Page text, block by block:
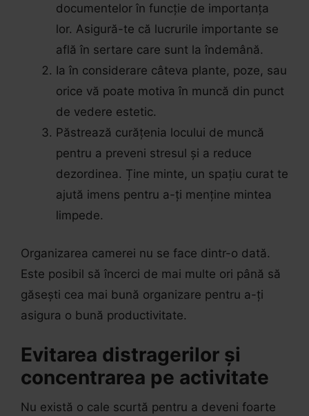
documentelor în funcție de importanța
lor. Asigură-te că lucrurile importante se
află în sertare care sunt la îndemână.
Ia în considerare câteva plante, poze, sau
orice vă poate motiva în muncă din punct
de vedere estetic.
Păstrează curățenia locului de muncă
pentru a preveni stresul și a reduce
dezordinea. Ține minte, un spațiu curat te
ajută imens pentru a-ți menține mintea
limpede.
Organizarea camerei nu se face dintr-o dată.
Este posibil să încerci de mai multe ori până să
găsești cea mai bună organizare pentru a-ți
asigura o bună productivitate.
Evitarea distragerilor și
concentrarea pe activitate
Nu există o cale scurtă pentru a deveni foarte